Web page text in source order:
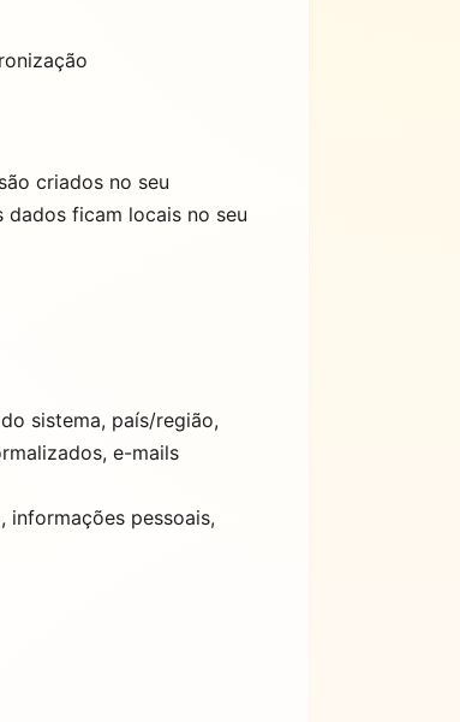
criados no seu
ficam locais no seu
sistema, país/região,
e-mails
informações pessoais,